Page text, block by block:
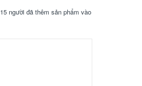
15 người đã thêm sản phẩm vào